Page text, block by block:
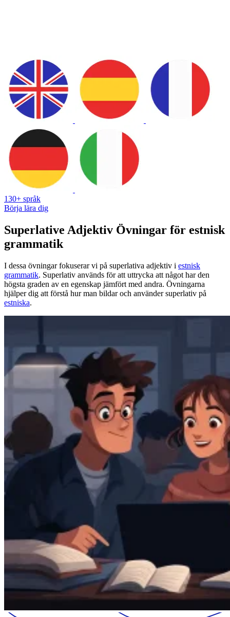
130+ språk
Börja lära dig
Superlative Adjektiv Övningar för estnisk
grammatik
I dessa övningar fokuserar vi på superlativa adjektiv i estnisk
grammatik. Superlativ används för att uttrycka att något har den
högsta graden av en egenskap jämfört med andra. Övningarna
hjälper dig att förstå hur man bildar och använder superlativ på
estniska.